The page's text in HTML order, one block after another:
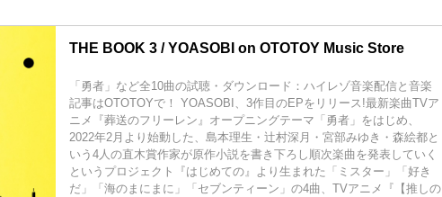
THE BOOK 3 / YOASOBI on OTOTOY Music Store
「勇者」など全10曲の試聴・ダウンロード：ハイレゾ音楽配信と音楽
記事はOTOTOYで！ YOASOBI、3作目のEPをリリース!最新楽曲TVア
ニメ『葬送のフリーレン』オープニングテーマ「勇者」をはじめ、
2022年2月より始動した、島本理生・辻村深月・宮部みゆき・森絵都と
いう4人の直木賞作家が原作小説を書き下ろし順次楽曲を発表していく
というプロジェクト『はじめての』より生まれた「ミスター」「好き
だ」「海のまにまに」「セブンティーン」の4曲、TVアニメ『【推しの